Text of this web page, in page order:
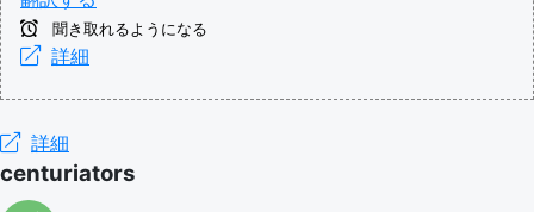
聞き取れるようになる
詳細
詳細
centuriators